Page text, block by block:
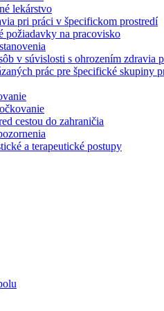
lekárstvo
pri práci v špecifickom prostredí
požiadavky na pracovisko
v súvislosti s ohrozením zdravia
prác pre špecifické skupiny
cestou do zahraničia
a terapeutické postupy